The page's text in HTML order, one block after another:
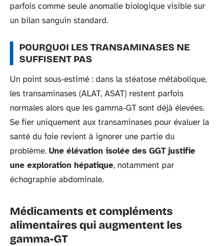
parfois comme seule anomalie biologique visible sur
un bilan sanguin standard.
POURQUOI LES TRANSAMINASES NE
SUFFISENT PAS
Un point sous-estimé : dans la stéatose métabolique,
les transaminases (ALAT, ASAT) restent parfois
normales alors que les gamma-GT sont déjà élevées.
Se fier uniquement aux transaminases pour évaluer la
santé du foie revient à ignorer une partie du
problème. Une élévation isolée des GGT justifie
une exploration hépatique, notamment par
échographie abdominale.
Médicaments et compléments
alimentaires qui augmentent les
gamma-GT